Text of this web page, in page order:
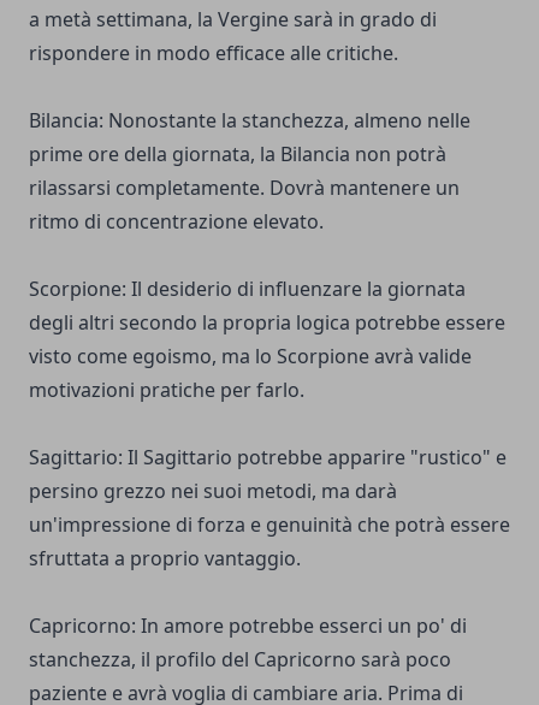
a metà settimana, la Vergine sarà in grado di
rispondere in modo efficace alle critiche.
Bilancia: Nonostante la stanchezza, almeno nelle
prime ore della giornata, la Bilancia non potrà
rilassarsi completamente. Dovrà mantenere un
ritmo di concentrazione elevato.
Scorpione: Il desiderio di influenzare la giornata
degli altri secondo la propria logica potrebbe essere
visto come egoismo, ma lo Scorpione avrà valide
motivazioni pratiche per farlo.
Sagittario: Il Sagittario potrebbe apparire "rustico" e
persino grezzo nei suoi metodi, ma darà
un'impressione di forza e genuinità che potrà essere
sfruttata a proprio vantaggio.
Capricorno: In amore potrebbe esserci un po' di
stanchezza, il profilo del Capricorno sarà poco
paziente e avrà voglia di cambiare aria. Prima di